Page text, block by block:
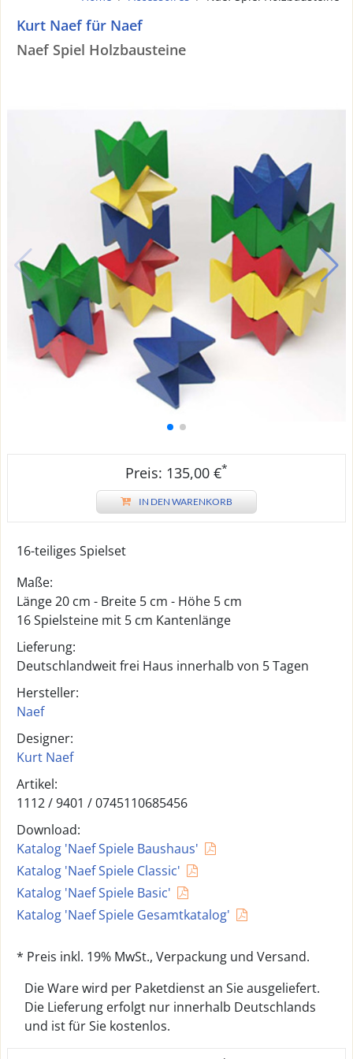
Kurt Naef für Naef
Naef Spiel Holzbausteine
Preis: 135,00 €*
IN DEN WARENKORB
16-teiliges Spielset
Maße:
Länge 20 cm - Breite 5 cm - Höhe 5 cm
16 Spielsteine mit 5 cm Kantenlänge
Lieferung:
Deutschlandweit frei Haus innerhalb von 5 Tagen
Hersteller:
Naef
Designer:
Kurt Naef
Artikel:
1112 /9401 /0745110685456
Download:
Katalog 'Naef Spiele Baushaus'
Katalog 'Naef Spiele Classic'
Katalog 'Naef Spiele Basic'
Katalog 'Naef Spiele Gesamtkatalog'
* Preis inkl. 19% MwSt., Verpackung und Versand.
Die Ware wird per Paketdienst an Sie ausgeliefert.
Die Lieferung erfolgt nur innerhalb Deutschlands
und ist für Sie kostenlos.